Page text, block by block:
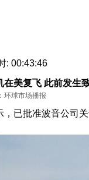
: 00:43:46
美复飞 此前发生
环球市场播报
已批准波音公司